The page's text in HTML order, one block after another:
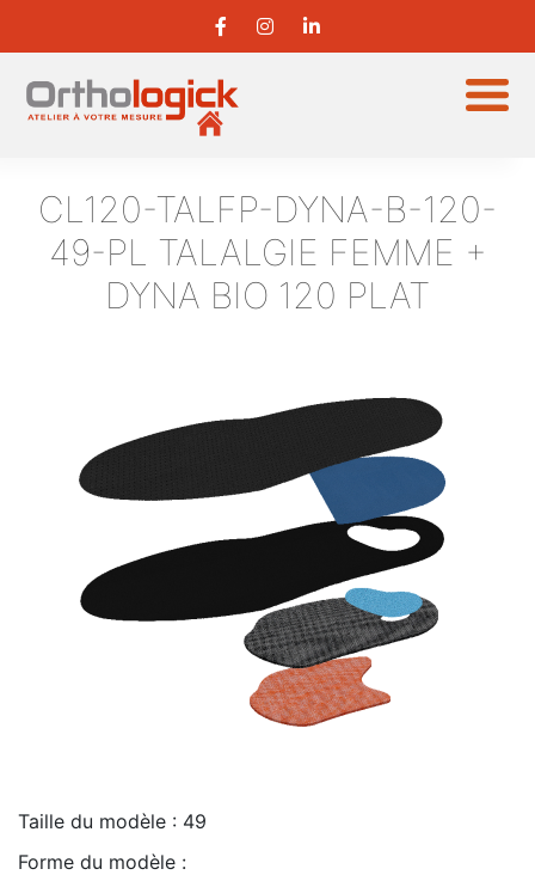
CL120-TALFP-DYNA-B-120-
49-PL
TALALGIE FEMME +
DYNA BIO 120 PLAT
Taille du modèle : 49
Forme du modèle :